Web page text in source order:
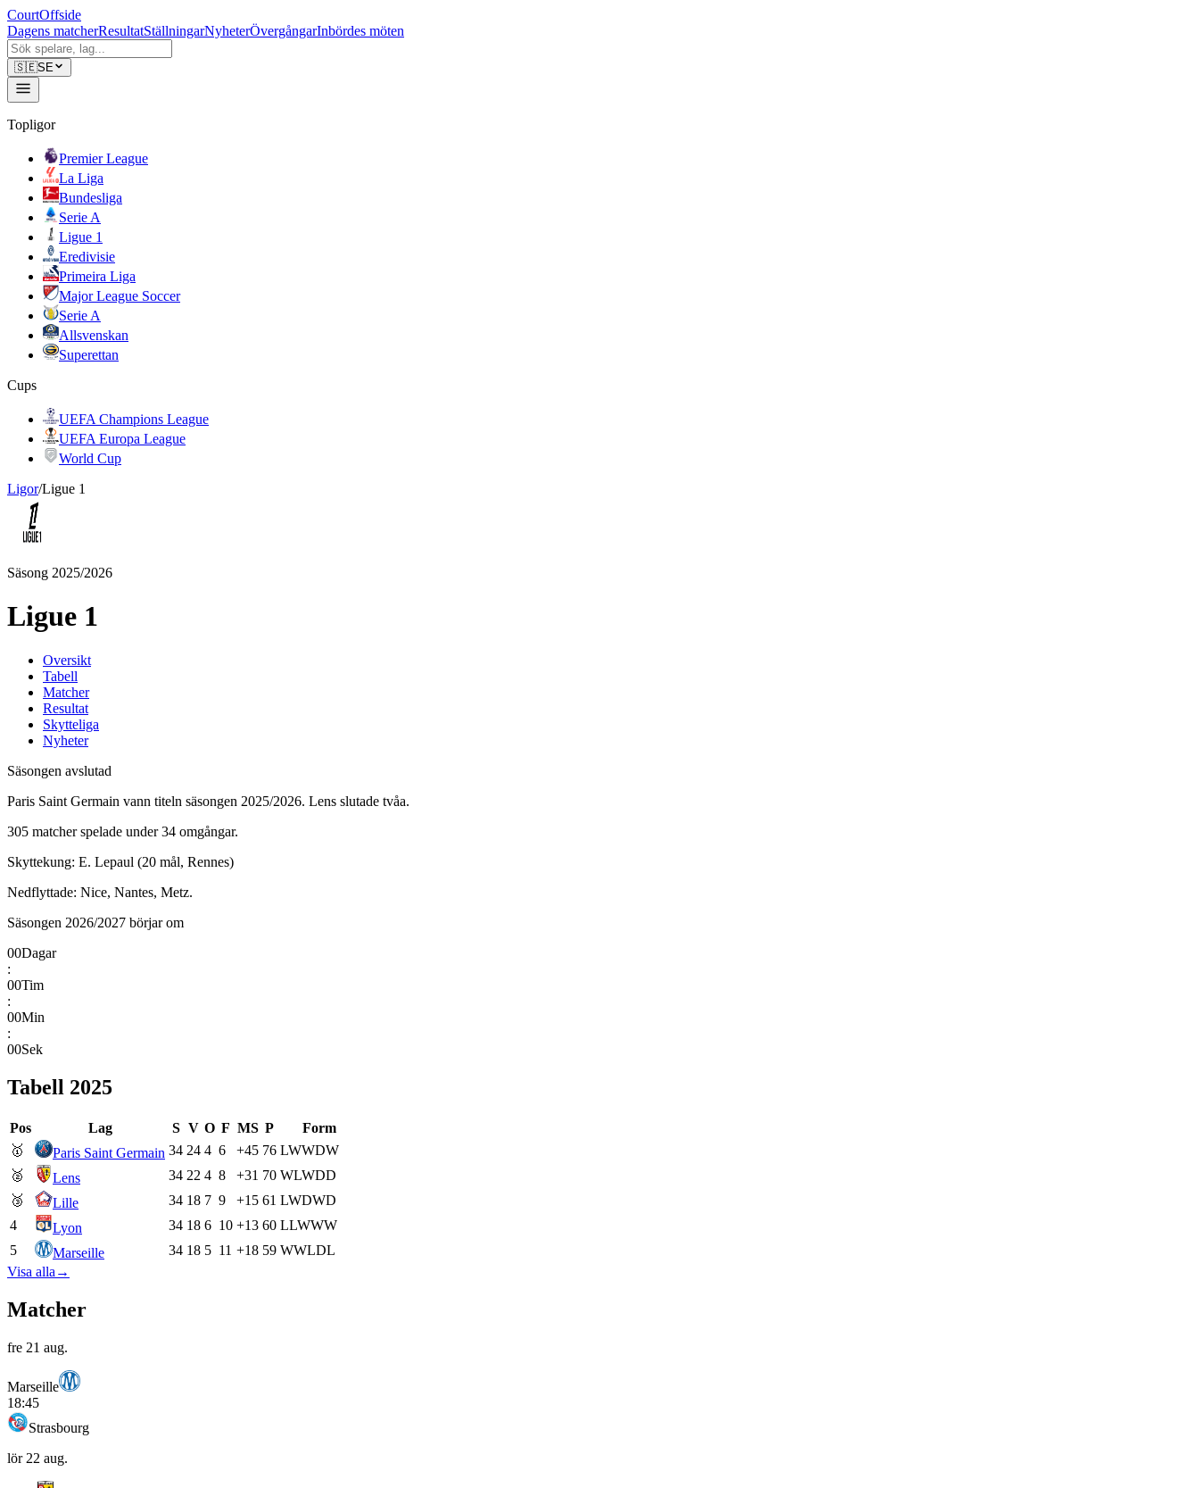
CourtOffside
Dagens matcherResultatStällningarNyheterÖvergångarInbördes möten
🇸🇪SE
Topligor
Premier League
La Liga
Bundesliga
Serie A
Ligue 1
Eredivisie
Primeira Liga
Major League Soccer
Serie A
Allsvenskan
Superettan
Cups
UEFA Champions League
UEFA Europa League
World Cup
Ligor/Ligue 1
Säsong 2025/2026
Ligue 1
Oversikt
Tabell
Matcher
Resultat
Skytteliga
Nyheter
Säsongen avslutad
Paris Saint Germain vann titeln säsongen 2025/2026. Lens slutade tvåa.
305 matcher spelade under 34 omgångar.
Skyttekung: E. Lepaul (20 mål, Rennes)
Nedflyttade: Nice, Nantes, Metz.
Säsongen 2026/2027 börjar om
00Dagar
:
00Tim
:
00Min
:
00Sek
Tabell 2025
Pos Lag S V O F MS P
Form
🥇
Paris Saint Germain 34 24 4 6 +45 76 LWWDW
🥈
Lens 34 22 4 8 +31 70 WLWDD
🥉
Lille 34 18 7 9 +15 61 LWDWD
4
Lyon 34 18 6 10 +13 60 LLWWW
5
Marseille 34 18 5 11 +18 59 WWLDL
Visa alla →
Matcher
fre 21 aug.
Marseille
18:45
Strasbourg
lör 22 aug.